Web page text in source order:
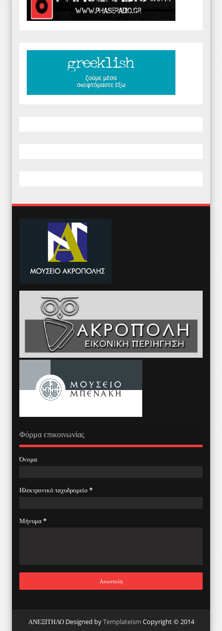
Φόρμα επικοινωνίας
Όνομα
Ηλεκτρονικό ταχυδρομείο *
Μήνυμα*
ΑΝΕΞΙΤΗΛΟ Designed byTemplateism Copyright © 2014